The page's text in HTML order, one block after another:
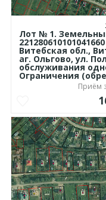
Лот № 1.
Витебская обл.,
аг. Ольгово, ул.
обслуживания
Ограничения
Приём